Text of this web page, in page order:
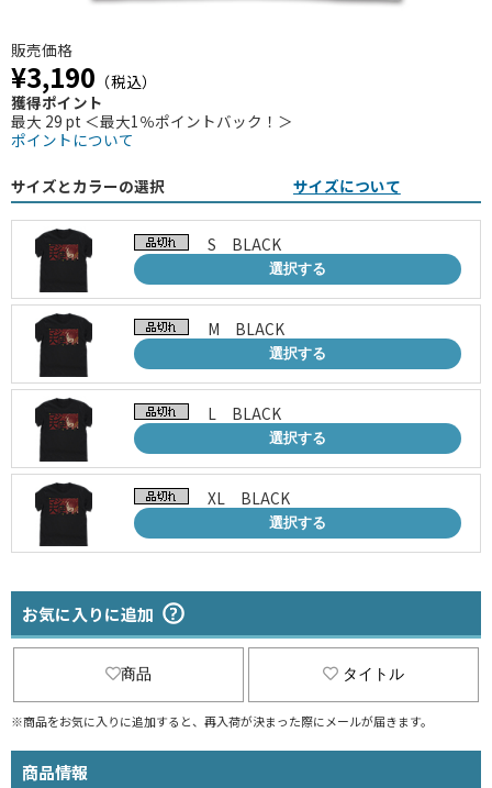
販売価格
¥3,190 （税込）
獲得ポイント
最大 29 pt ＜最大1％ポイントバック！＞
ポイントについて
サイズとカラーの選択 サイズについて
S BLACK
選択する
M BLACK
選択する
L BLACK
選択する
XL BLACK
選択する
お気に入りに追加
商品 タイトル
※商品をお気に入りに追加すると、再入荷が決まった際にメールが届きます。
商品情報